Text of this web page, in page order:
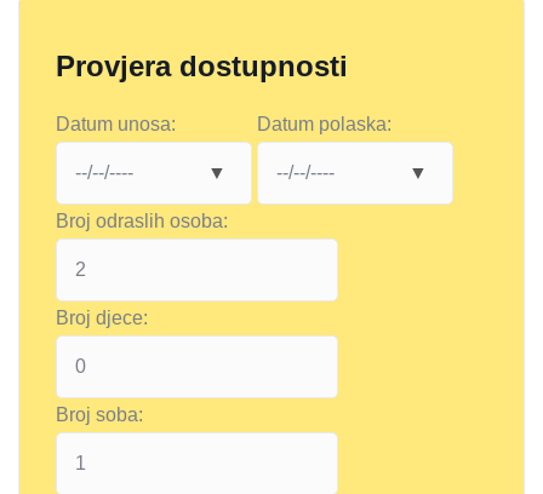
Provjera dostupnosti
Datum unosa: Datum polaska:
Broj odraslih osoba:
Broj djece:
Broj soba: